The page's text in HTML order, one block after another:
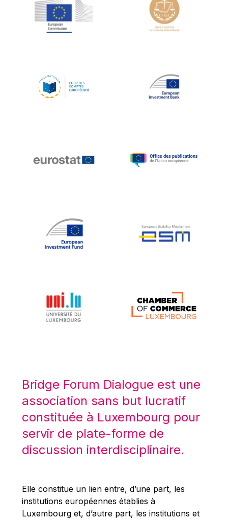
Jean-Louis Schiltz
Jean-Victor Louis
Johnny Åkerholm
Katharien L.C. Hunt
Klaus-Heiner Lehne
Koen LENAERTS
Lars Heikensten
Lucas Papademos
Máire Geoghegan-Quinn
Mario Centeno
Mario Monti
Maroš ŠEFČOVIČ
Martin Bailey
Martine Reicherts
Michael Sohlman
Michel Goedert
Bridge Forum Dialogue est une
association sans but lucratif
constituée à Luxembourg pour
servir de plate-forme de
discussion interdisciplinaire.
Elle constitue un lien entre, d’une part, les
institutions européennes établies à
Luxembourg et, d’autre part, les institutions et